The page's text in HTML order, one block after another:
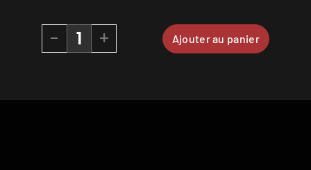
- + Ajouter au panier